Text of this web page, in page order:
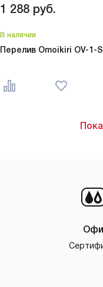
1 288 руб.
В наличии
Перелив Omoikiri OV-1-